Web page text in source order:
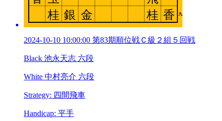
2024-10-10 10:00:00 第83期順位戦Ｃ級２組５回戦
Black 池永天志 六段
White 中村亮介 六段
Strategy: 四間飛車
Handicap: 平手